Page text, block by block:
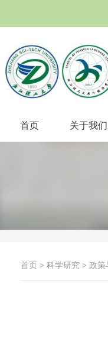
首页 关于我们
首页 > 科学研究 > 政策